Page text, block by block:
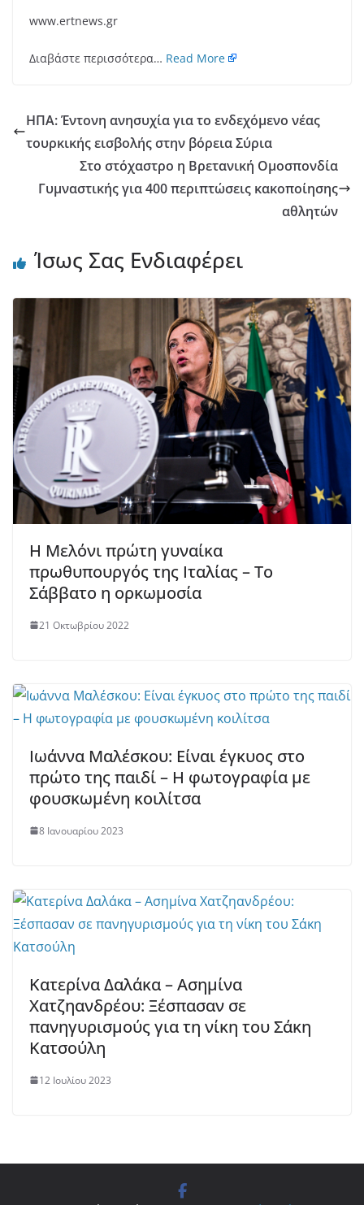
www.ertnews.gr
Διαβάστε περισσότερα… Read More
ΗΠΑ: Έντονη ανησυχία για το ενδεχόμενο νέας
τουρκικής εισβολής στην βόρεια Σύρια
Στο στόχαστρο η Βρετανική Ομοσπονδία
Γυμναστικής για 400 περιπτώσεις κακοποίησης
αθλητών
Ίσως Σας Ενδιαφέρει
Η Μελόνι πρώτη γυναίκα
πρωθυπουργός της Ιταλίας – Το
Σάββατο η ορκωμοσία
21 Οκτωβρίου 2022
Ιωάννα Μαλέσκου: Είναι έγκυος στο
πρώτο της παιδί – Η φωτογραφία με
φουσκωμένη κοιλίτσα
8 Ιανουαρίου 2023
Κατερίνα Δαλάκα – Ασημίνα
Χατζηανδρέου: Ξέσπασαν σε
πανηγυρισμούς για τη νίκη του Σάκη
Κατσούλη
12 Ιουλίου 2023